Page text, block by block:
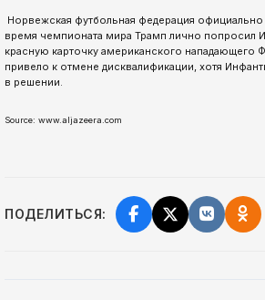
Норвежская футбольная федерация
время чемпионата мира Трамп лично попросил
красную карточку американского нападающего
привело к отмене дисквалификации, хотя
в решении.
Source: www.aljazeera.com
ПОДЕЛИТЬСЯ: